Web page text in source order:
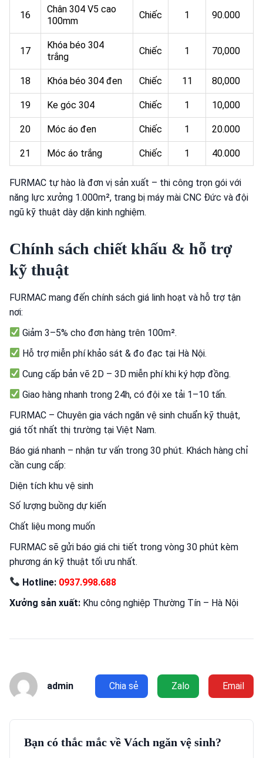
16
Chân 304 V5 cao
100mm
Chiếc 1 90.000
17
Khóa béo 304
trắng
Chiếc 1 70,000
18 Khóa béo 304 đen Chiếc 11 80,000
19 Ke góc 304 Chiếc 1 10,000
20 Móc áo đen Chiếc 1 20.000
21 Móc áo trắng Chiếc 1 40.000
FURMAC tự hào là đơn vị sản xuất – thi công trọn gói với
năng lực xưởng 1.000m², trang bị máy mài CNC Đức và đội
ngũ kỹ thuật dày dặn kinh nghiệm.
Chính sách chiết khấu & hỗ trợ
kỹ thuật
FURMAC mang đến chính sách giá linh hoạt và hỗ trợ tận
nơi:
Giảm 3–5% cho đơn hàng trên 100m².
Hỗ trợ miễn phí khảo sát & đo đạc tại Hà Nội.
Cung cấp bản vẽ 2D – 3D miễn phí khi ký hợp đồng.
Giao hàng nhanh trong 24h, có đội xe tải 1–10 tấn.
FURMAC – Chuyên gia vách ngăn vệ sinh chuẩn kỹ thuật,
giá tốt nhất thị trường tại Việt Nam.
Báo giá nhanh – nhận tư vấn trong 30 phút. Khách hàng chỉ
cần cung cấp:
Diện tích khu vệ sinh
Số lượng buồng dự kiến
Chất liệu mong muốn
FURMAC sẽ gửi báo giá chi tiết trong vòng 30 phút kèm
phương án kỹ thuật tối ưu nhất.
Hotline: 0937.998.688
Xưởng sản xuất: Khu công nghiệp Thường Tín – Hà Nội
admin Chia sẻ Zalo Email
Bạn có thắc mắc về Vách ngăn vệ sinh?